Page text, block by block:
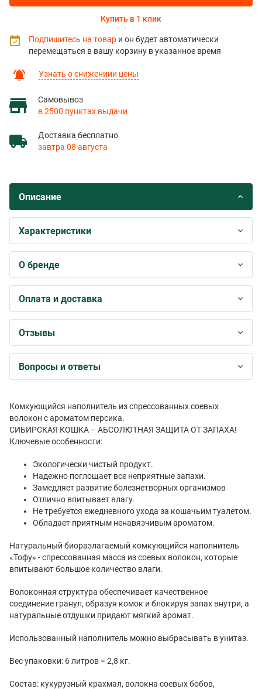
Узнать о снижениии цены
Самовывоз
в 2500 пунктах выдачи
Доставка бесплатно
завтра 08 августа
Купить в 1 клик
Подпишитесь на товар и он будет автоматически
перемещаться в вашу корзину в указанное время
Описание
Характеристики
О бренде
Оплата и доставка
Отзывы
Вопросы и ответы
Комкующийся наполнитель из спрессованных соевых
волокон с ароматом персика.
СИБИРСКАЯ КОШКА – АБСОЛЮТНАЯ ЗАЩИТА ОТ ЗАПАХА!
Ключевые особенности:
Экологически чистый продукт.
Надежно поглощает все неприятные запахи.
Замедляет развитие болезнетворных организмов
Отлично впитывает влагу.
Не требуется ежедневного ухода за кошачьим туалетом.
Обладает приятным ненавязчивым ароматом.
Натуральный биоразлагаемый комкующийся наполнитель
«Тофу» - спрессованная масса из соевых волокон, которые
впитывают большое количество влаги.
Волоконная структура обеспечивает качественное
соединение гранул, образуя комок и блокируя запах внутри, а
натуральные отдушки придают мягкий аромат.
Использованный наполнитель можно выбрасывать в унитаз.
Вес упаковки: 6 литров = 2,8 кг.
Состав: кукурузный крахмал, волокна соевых бобов,